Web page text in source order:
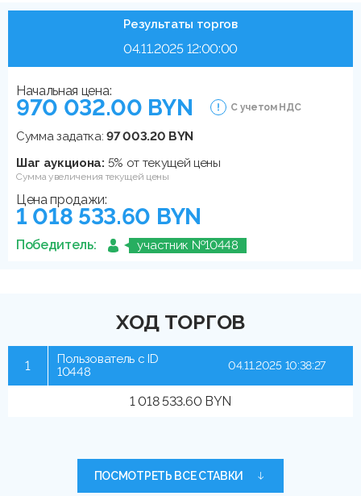
Результаты торгов
04.11.2025 12:00:00
Начальная цена:
970 032.00 BYN С учетом НДС
Сумма задатка:97 003.20 BYN
Шаг аукциона: 5% от текущей цены
Сумма увеличения текущей цены
Цена продажи:
1 018 533.60 BYN
Победитель: участник №10448
ХОД ТОРГОВ
1
Пользователь с ID
10448
1 018 533.60 BYN
04.11.2025 10:38:27
ПОСМОТРЕТЬ ВСЕ СТАВКИ